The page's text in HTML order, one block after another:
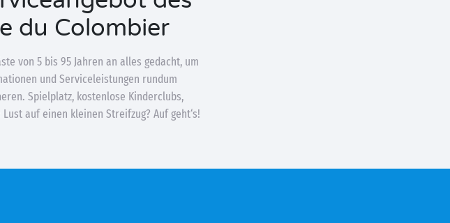
du Colombier
von 5 bis 95 Jahren an alles gedacht, um
und Serviceleistungen rundum
Spielplatz, kostenlose Kinderclubs,
auf einen kleinen Streifzug? Auf geht‘s!